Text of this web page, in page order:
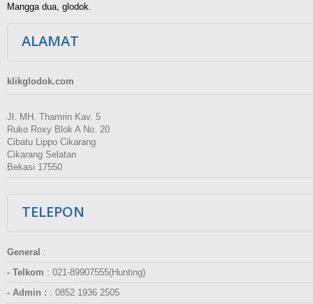
Mangga dua, glodok.
ALAMAT
klikglodok.com
Jl. MH. Thamrin Kav. 5
Ruko Roxy Blok A No. 20
Cibatu Lippo Cikarang
Cikarang Selatan
Bekasi 17550
TELEPON
General :
- Telkom : 021-89907555(Hunting)
- Admin : : 0852 1936 2505